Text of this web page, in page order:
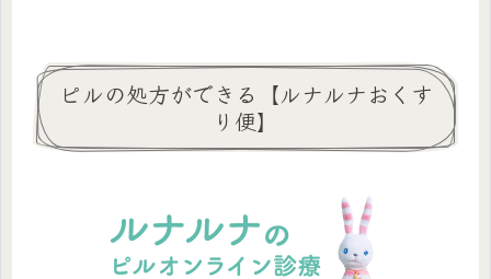
ピルの処方ができる【ルナルナおくす
り便】